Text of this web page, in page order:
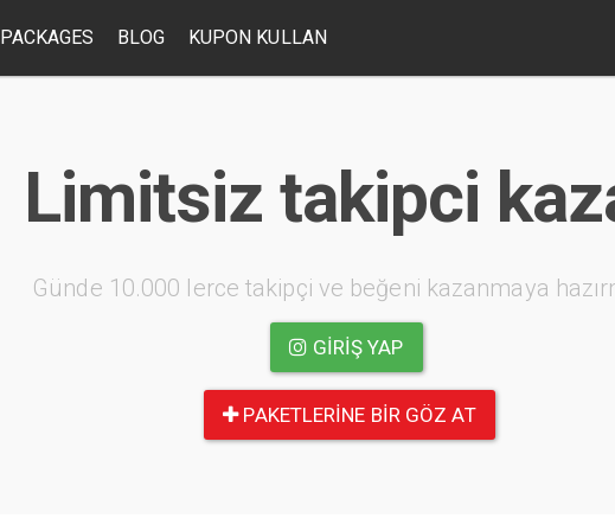
PACKAGES BLOG KUPON KULLAN
Limitsiz takipci
Günde 10.000 lerce takipçi ve beğeni kazanmaya
GIRIŞ YAP
PAKETLERINE BIR GÖZ AT